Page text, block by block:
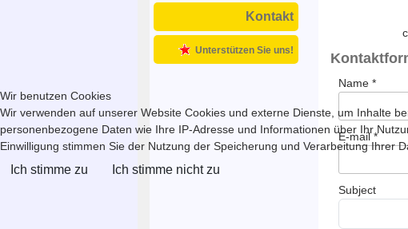
Kontakt
Unterstützen Sie uns!
Name*
E-mail*
Subject
Wir benutzen Cookies
Wir verwenden auf unserer Website Cookies und externe Dienste, um Inhalte
personenbezogene Daten wie Ihre IP-Adresse und Informationen über Ihr
Einwilligung stimmen Sie der Nutzung der Speicherung und Verarbeitung Ihrer
Ich stimme zu Ich stimme nicht zu